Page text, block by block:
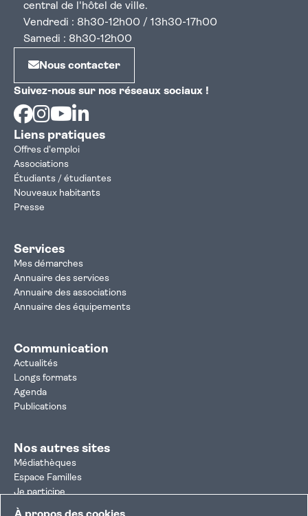
central de l'hôtel de ville.
Vendredi : 8h30-12h00 / 13h30-17h00
Samedi : 8h30-12h00
Nous contacter
Suivez-nous sur nos réseaux sociaux !
Facebook
Instagram
Youtube
Liens pratiques
Offres d'emploi
Associations
Étudiants / étudiantes
Nouveaux habitants
Presse
Services
Mes démarches
Annuaire des services
Annuaire des associations
Annuaire des équipements
Communication
Actualités
Longs formats
Agenda
Publications
Nos autres sites
Médiathèques
Espace Familles
Je participe
Autorisation d'urbanisme